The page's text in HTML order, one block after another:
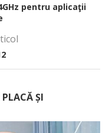
pentru aplicaţii
ȘI